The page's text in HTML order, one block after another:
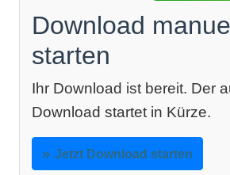
Download
starten
Ihr Download ist bereit. Der
Download startet in Kürze.
Jetzt Download starten